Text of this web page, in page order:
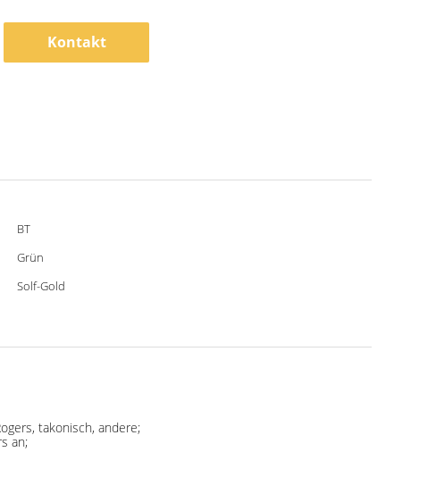
Kontakt
BT
Grün
Solf-Gold
takonisch, andere;
an;